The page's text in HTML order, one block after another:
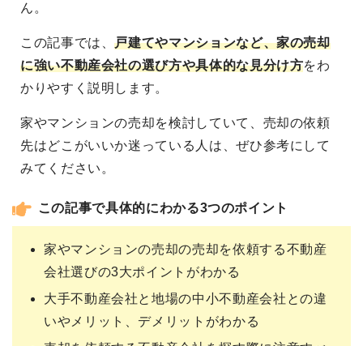
ん。
この記事では、戸建てやマンションなど、家の売却
に強い不動産会社の選び方や具体的な見分け方をわ
かりやすく説明します。
家やマンションの売却を検討していて、売却の依頼
先はどこがいいか迷っている人は、ぜひ参考にして
みてください。
この記事で具体的にわかる3つのポイント
家やマンションの売却の売却を依頼する不動産
会社選びの3大ポイントがわかる
大手不動産会社と地場の中小不動産会社との違
いやメリット、デメリットがわかる